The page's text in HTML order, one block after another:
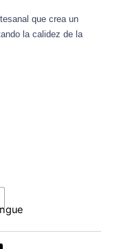
que crea un
la calidez de la